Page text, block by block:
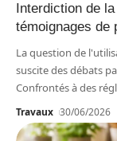
Interdiction de
témoignages de
La question de
suscite des débats
Confrontés à des
Travaux 30/06/2026